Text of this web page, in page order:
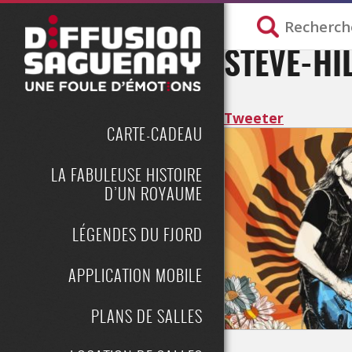
CARTE-CADEAU
LA FABULEUSE HISTOIRE
D’UN ROYAUME
LÉGENDES DU FJORD
APPLICATION MOBILE
PLANS DE SALLES
STEVE-
Tweeter